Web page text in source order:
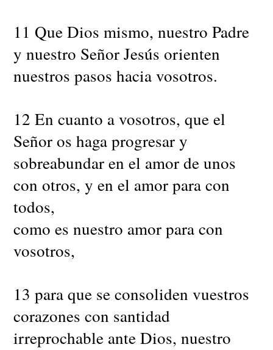
11 Que Dios mismo, nuestro Padre
y nuestro Señor Jesús orienten
nuestros pasos hacia vosotros.
12 En cuanto a vosotros, que el
Señor os haga progresar y
sobreabundar en el amor de unos
con otros, y en el amor para con
todos,
como es nuestro amor para con
vosotros,
13 para que se consoliden vuestros
corazones con santidad
irreprochable ante Dios, nuestro